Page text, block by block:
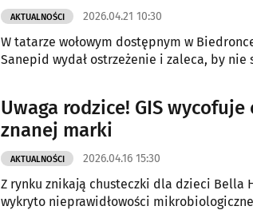
AKTUALNOŚCI 2026.04.21 10:30
W tatarze wołowym dostępnym w
Sanepid wydał ostrzeżenie i zaleca, by nie
Uwaga rodzice! GIS
znanej marki
AKTUALNOŚCI 2026.04.16 15:30
Z rynku znikają chusteczki dla dzieci Bella
wykryto nieprawidłowości